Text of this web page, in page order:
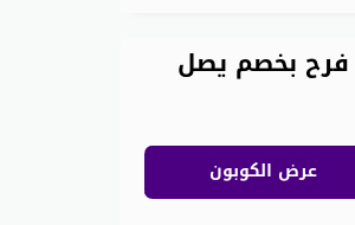
بخصم يصل
عرض الكوبون